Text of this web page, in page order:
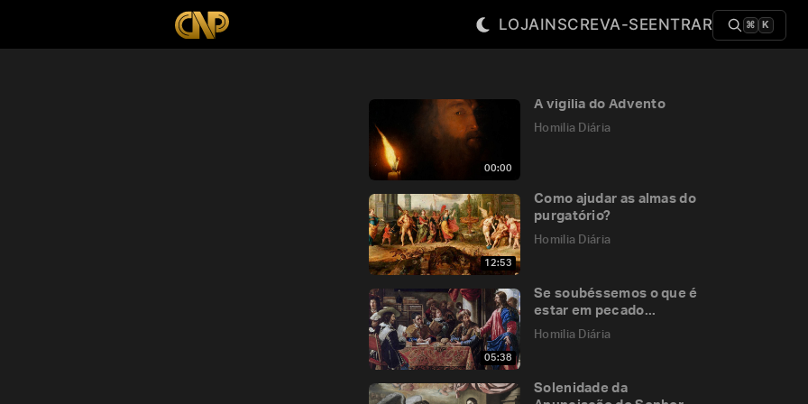
LOJAINSCREVA-SEENTRAR ⌘ K
00:00
A vigília do Advento
Homilia Diária
12:53
Como ajudar as almas do
purgatório?
Homilia Diária
05:38
Se soubéssemos o que é
estar em pecado...
Homilia Diária
Solenidade da